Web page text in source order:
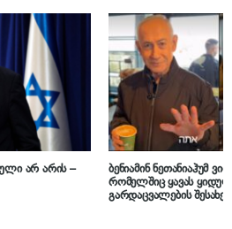
არ არის –
ბენიამინ ნეთანიაჰუმ
რომელშიც ყავას
გარდაცვალების შესახებ